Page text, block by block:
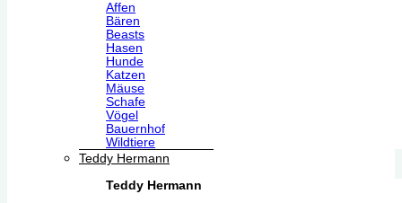
Affen
Bären
Beasts
Hasen
Hunde
Katzen
Mäuse
Schafe
Vögel
Bauernhof
Wildtiere
Teddy Hermann
Teddy Hermann